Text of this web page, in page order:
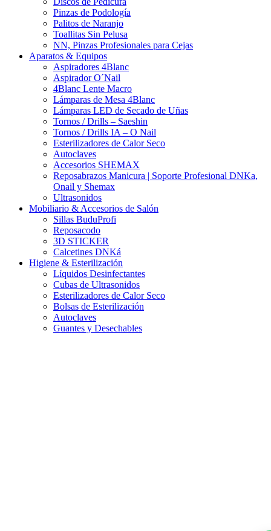
Pinzas de Podología
Palitos de Naranjo
Toallitas Sin Pelusa
NN, Pinzas Profesionales para Cejas
Aparatos & Equipos
Aspiradores 4Blanc
Aspirador O´Nail
4Blanc Lente Macro
Lámparas de Mesa 4Blanc
Lámparas LED de Secado de Uñas
Tornos / Drills – Saeshin
Tornos / Drills IA – O Nail
Esterilizadores de Calor Seco
Autoclaves
Accesorios SHEMAX
Reposabrazos Manicura | Soporte Profesional DNKa,
Onail y Shemax
Ultrasonidos
Mobiliario & Accesorios de Salón
Sillas BuduProfi
Reposacodo
3D STICKER
Calcetines DNKá
Higiene & Esterilización
Líquidos Desinfectantes
Cubas de Ultrasonidos
Esterilizadores de Calor Seco
Bolsas de Esterilización
Autoclaves
Guantes y Desechables